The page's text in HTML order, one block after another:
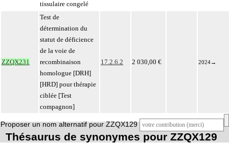
tissulaire congelé
ZZQX231
Test de
détermination du
statut de déficience
de la voie de
recombinaison
homologue [DRH]
[HRD] pour thérapie
ciblée [Test
compagnon]
17.2.6.2 2 030,00 € 2024→
Proposer un nom alternatif pour ZZQX129
Thésaurus de synonymes pour ZZQX129